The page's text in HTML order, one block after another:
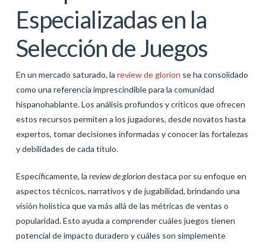
Especializadas en la
Selección de Juegos
En un mercado saturado, la review de glorion se ha consolidado
como una referencia imprescindible para la comunidad
hispanohablante. Los análisis profundos y críticos que ofrecen
estos recursos permiten a los jugadores, desde novatos hasta
expertos, tomar decisiones informadas y conocer las fortalezas
y debilidades de cada título.
Específicamente, la review de gloriondestaca por su enfoque en
aspectos técnicos, narrativos y de jugabilidad, brindando una
visión holística que va más allá de las métricas de ventas o
popularidad. Esto ayuda a comprender cuáles juegos tienen
potencial de impacto duradero y cuáles son simplemente